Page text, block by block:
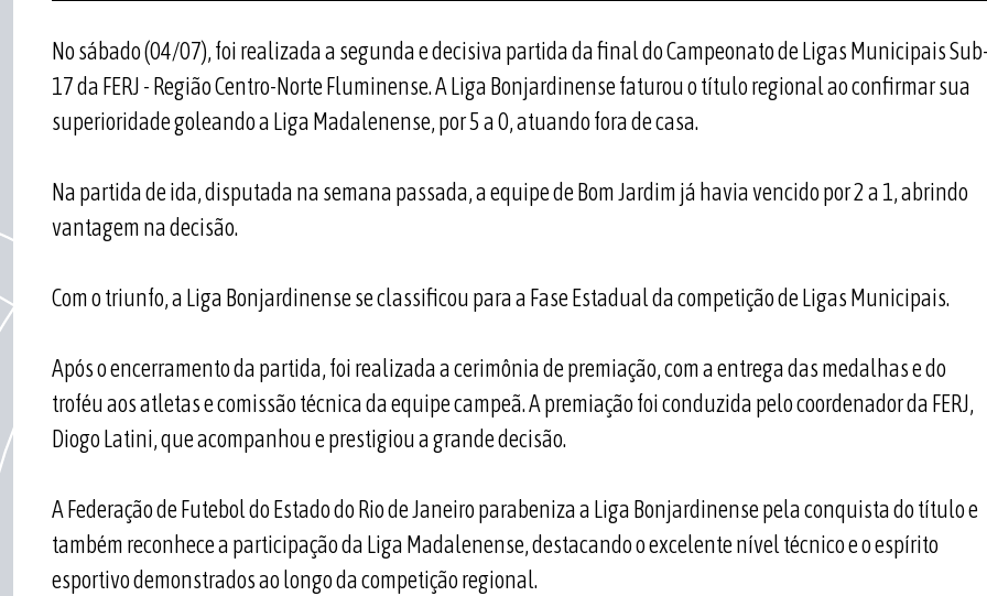
No sábado (04/07), foi realizada a segunda e decisiva partida da final do Campeonato de Ligas Municipais
17 da FERJ - Região Centro-Norte Fluminense. A Liga Bonjardinense faturou o título regional ao confirmar sua
superioridade goleando a Liga Madalenense, por 5 a 0, atuando fora de casa.
Na partida de ida, disputada na semana passada, a equipe de Bom Jardim já havia vencido por 2 a 1, abrindo
vantagem na decisão.
Com o triunfo, a Liga Bonjardinense se classificou para a Fase Estadual da competição de Ligas Municipais.
Após o encerramento da partida, foi realizada a cerimônia de premiação, com a entrega das medalhas e do
troféu aos atletas e comissão técnica da equipe campeã. A premiação foi conduzida pelo coordenador da FERJ,
Diogo Latini, que acompanhou e prestigiou a grande decisão.
A Federação de Futebol do Estado do Rio de Janeiro parabeniza a Liga Bonjardinense pela conquista do título e
também reconhece a participação da Liga Madalenense, destacando o excelente nível técnico e o espírito
esportivo demonstrados ao longo da competição regional.